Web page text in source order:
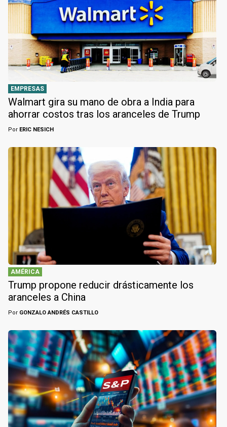
EMPRESAS
Walmart gira su mano de obra a India para
ahorrar costos tras los aranceles de Trump
Por ERIC NESICH
AMÉRICA
Trump propone reducir drásticamente los
aranceles a China
Por GONZALO ANDRÉS CASTILLO